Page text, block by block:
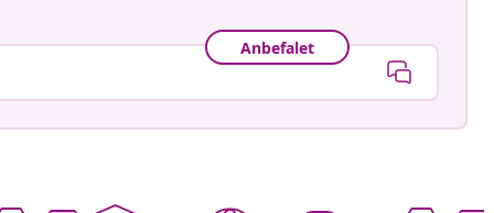
Anbefalet